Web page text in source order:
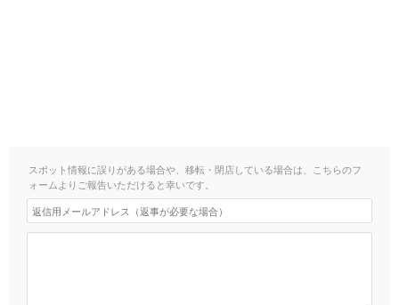
スポット情報に誤りがある場合や、移転・閉店している場合は、こちらのフ
ォームよりご報告いただけると幸いです。